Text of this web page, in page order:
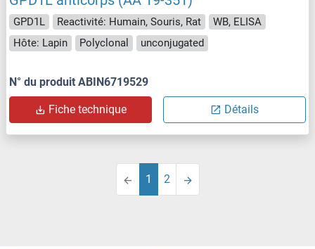
GPD1L Reactivité: Humain, Souris, Rat
WB, ELISA
Hôte: Lapin
Polyclonal unconjugated
N° du produit ABIN6719529
Fiche technique Détails
1 2